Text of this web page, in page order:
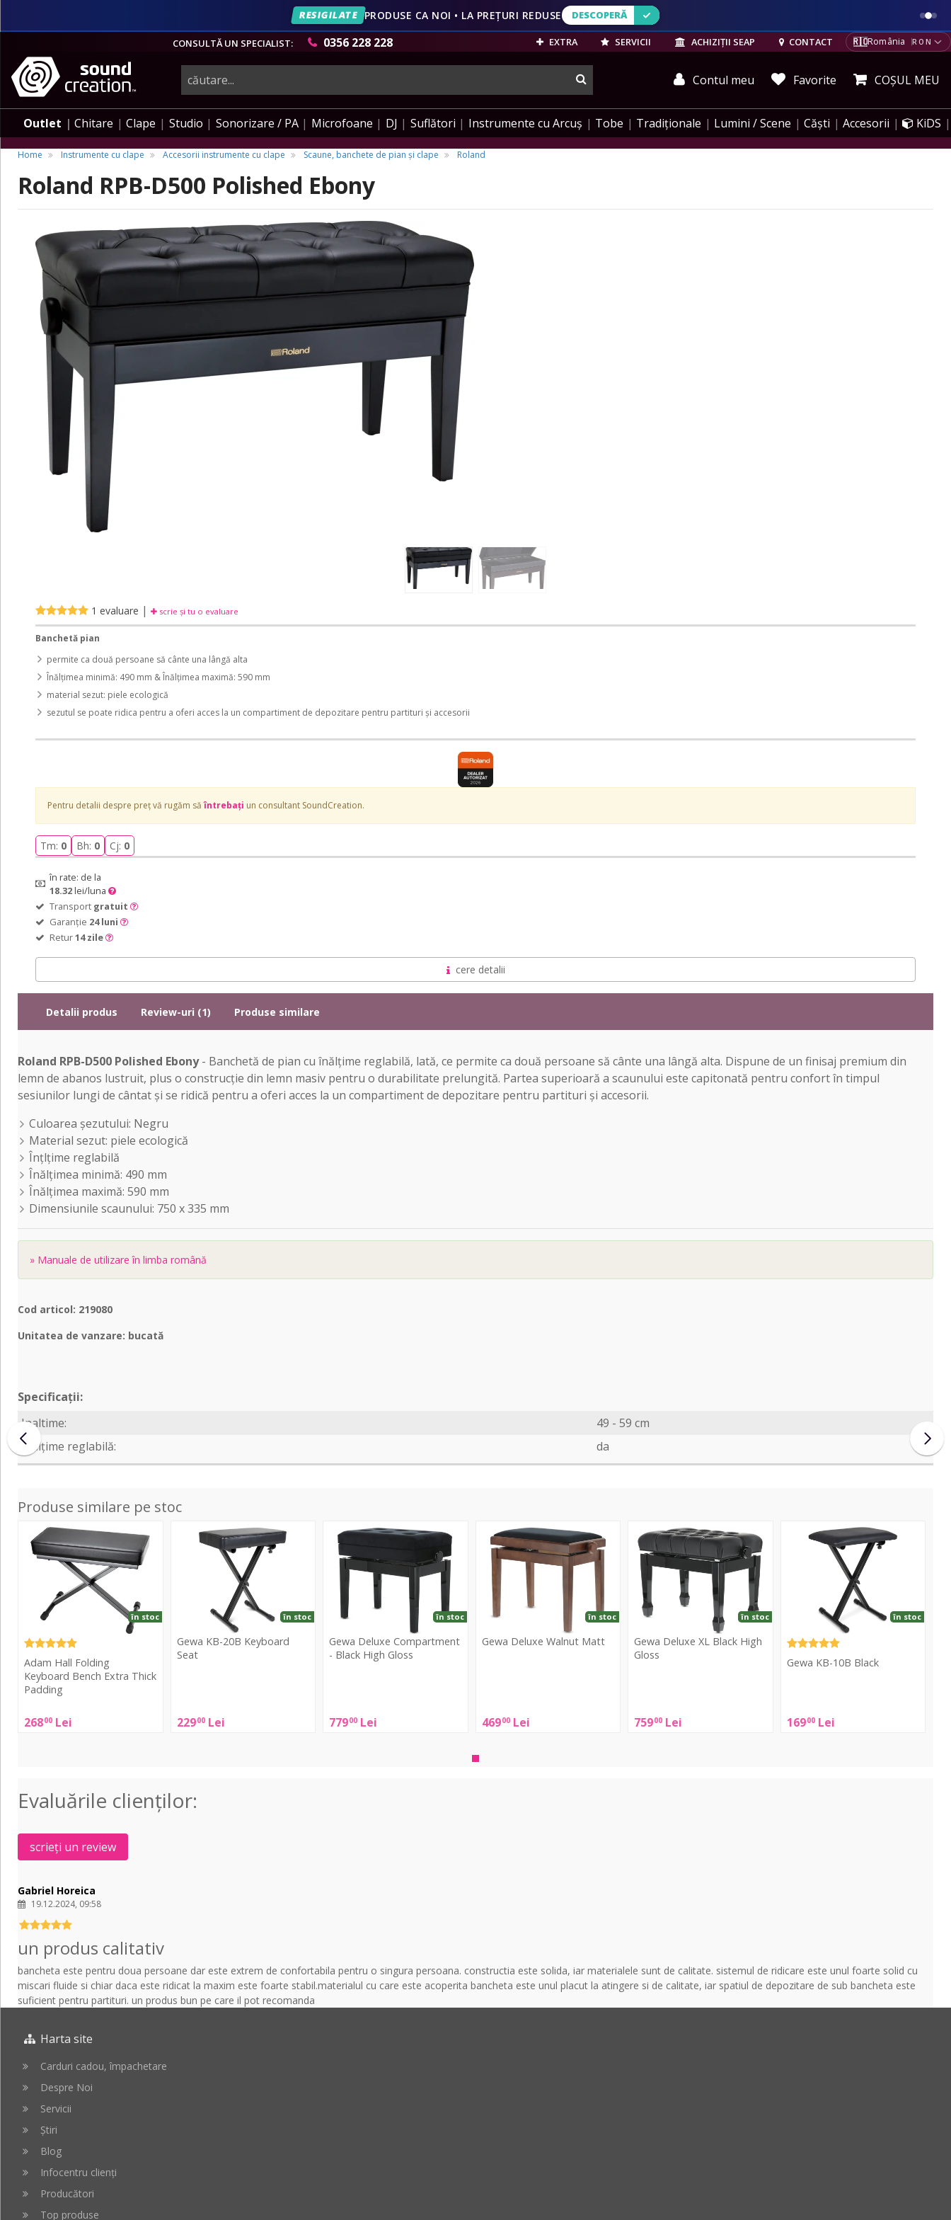
VEZI OFERTELE
RESIGILATE PRODUSE CA NOI • LA PREȚURI REDUSE DESCOPERĂ
DESCOPERĂ
CONSULTĂ UN SPECIALIST:
0356 228 228 EXTRA SERVICII ACHIZIȚII SEAP CONTACT 🇷🇴România RON
instrumente
muzicale,
echipamente
pro-
audio
Contul meu Favorite COȘUL MEU
Outlet Chitare Clape Studio Sonorizare / PA Microfoane DJ Suflători Instrumente cu Arcuș Tobe Tradiționale Lumini / Scene Căști Accesorii KiDS
Home Instrumente cu clape Accesorii instrumente cu clape Scaune, banchete de pian și clape Roland
Roland RPB-D500 Polished Ebony
1 evaluare | scrie și tu o evaluare
Banchetă pian
permite ca două persoane să cânte una lângă alta
Înălțimea minimă: 490 mm & Înălțimea maximă: 590 mm
material sezut: piele ecologică
sezutul se poate ridica pentru a oferi acces la un compartiment de depozitare pentru partituri și accesorii
Pentru detalii despre preț vă rugăm săîntrebați un consultant SoundCreation.
Tm: 0 Bh: 0 Cj: 0
în rate: de la
18.32lei/luna
Transport gratuit
Garanție 24 luni
Retur14 zile
cere detalii
Detalii produs Review-uri (1) Produse similare
Roland RPB-D500 Polished Ebony- Banchetă de pian cu înălțime reglabilă, lată, ce permite ca două persoane să cânte una lângă alta. Dispune de un finisaj premium din
lemn de abanos lustruit, plus o construcție din lemn masiv pentru o durabilitate prelungită. Partea superioară a scaunului este capitonată pentru confort în timpul
sesiunilor lungi de cântat și se ridică pentru a oferi acces la un compartiment de depozitare pentru partituri și accesorii.
Culoarea șezutului: Negru
Material sezut: piele ecologică
Înțlțime reglabilă
Înălțimea minimă: 490 mm
Înălțimea maximă: 590 mm
Dimensiunile scaunului: 750 x 335 mm
» Manuale de utilizare în limba română
Cod articol: 219080
Unitatea de vanzare: bucată
Specificații:
Inaltime:
49 - 59 cm
Înălțime reglabilă:
da
Produse similare pe stoc
Folding
Keyboard
Bench
Padding
Adam Hall Folding
Keyboard Bench Extra Thick
Padding
26800 Lei
în stoc
Adam
Extra
Padding
Gewa KB-20B Keyboard
Seat
22900 Lei
în stoc
20B
Deluxe
Compartment
Black
High
Gloss
Gewa Deluxe Compartment
- Black High Gloss
77900 Lei
în stoc
Compartment
Deluxe
Walnut
Matt
Gewa Deluxe Walnut Matt
46900 Lei
în stoc
Matt
Deluxe
XL
Black
High
Gloss
Gewa Deluxe XL Black High
Gloss
75900 Lei
în stoc
XL
Gewa KB-10B Black
16900 Lei
în stoc
10B
Evaluările clienţilor:
scrieți un review
Gabriel Horeica
19.12.2024, 09:58
un produs calitativ
bancheta este pentru doua persoane dar este extrem de confortabila pentru o singura persoana. constructia este solida, iar materialele sunt de calitate. sistemul de ridicare este unul foarte solid cu
miscari fluide si chiar daca este ridicat la maxim este foarte stabil.materialul cu care este acoperita bancheta este unul placut la atingere si de calitate, iar spatiul de depozitare de sub bancheta este
suficient pentru partituri. un produs bun pe care il pot recomanda
Harta site
Carduri cadou, împachetare
Despre Noi
Servicii
Știri
Blog
Infocentru clienți
Producători
Top produse